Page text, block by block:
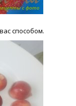
способом.